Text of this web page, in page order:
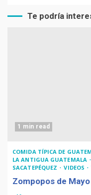
Te podría
1 min read
COMIDA TÍPICA DE
LA ANTIGUA GUATEMALA
SACATEPÉQUEZ
VIDEOS
Zompopos de